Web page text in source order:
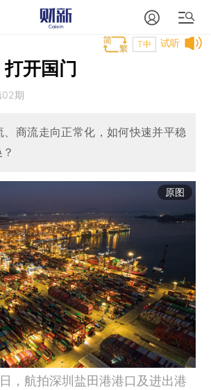
试听
T中
开国门
期
、商流走向正常化，如何快速并平稳
原图
，航拍深圳盐田港港口及进出港